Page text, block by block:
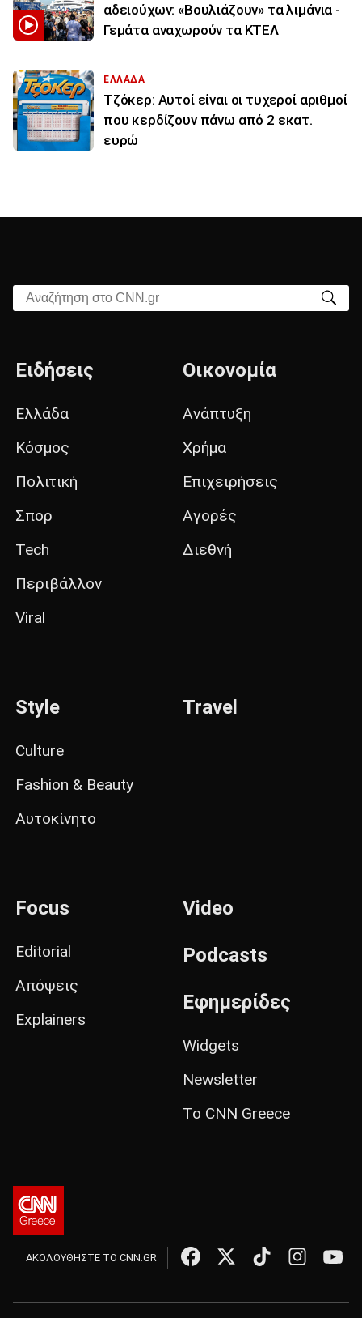
αδειούχων: «Βουλιάζουν» τα λιμάνια -
Γεμάτα αναχωρούν τα ΚΤΕΛ
ΕΛΛΑΔΑ
Τζόκερ: Αυτοί είναι οι τυχεροί αριθμοί
που κερδίζουν πάνω από 2 εκατ.
ευρώ
Αναζήτηση στο CNN.gr
Ειδήσεις
Ελλάδα
Κόσμος
Πολιτική
Σπορ
Tech
Περιβάλλον
Viral
Οικονομία
Ανάπτυξη
Χρήμα
Επιχειρήσεις
Αγορές
Διεθνή
Style
Culture
Fashion & Beauty
Αυτοκίνητο
Travel
Focus
Editorial
Απόψεις
Explainers
Video
Podcasts
Εφημερίδες
Widgets
Newsletter
Το CNN Greece
ΑΚΟΛΟΥΘΗΣΤΕ ΤΟ CNN.GR